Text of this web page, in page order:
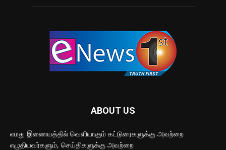
ABOUT US
எமது இணையத்தில் வெளியாகும் கட்டுரைகளுக்கு அவற்றை
எழுதியவர்களும், செய்திகளுக்கு அவற்றை